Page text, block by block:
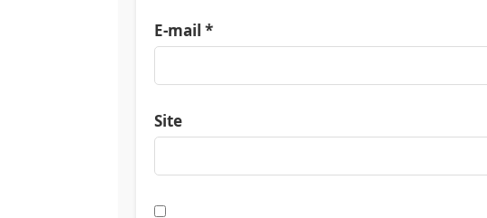
E-mail *
Site